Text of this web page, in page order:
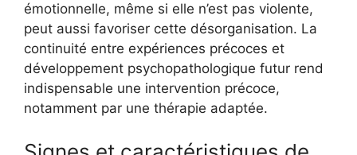
émotionnelle, même si elle n’est pas violente,
peut aussi favoriser cette désorganisation. La
continuité entre expériences précoces et
développement psychopathologique futur rend
indispensable une intervention précoce,
notamment par une thérapie adaptée.